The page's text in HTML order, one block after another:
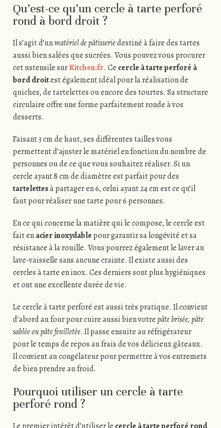
Qu’est-ce qu’un cercle à tarte perforé
rond à bord droit ?
Il s’agit d’unmatériel de pâtisseriedestiné à faire des tartes
aussi bien salées que sucrées. Vous pouvez vous procurer
cet ustensile surKitchen.fr. Ce cercle à tarte perforé à
bord droitest également idéal pour la réalisation de
quiches, de tartelettes ou encore des tourtes. Sa structure
circulaire offre une forme parfaitement ronde à vos
desserts.
Faisant 3 cm de haut, ses différentes tailles vous
permettent d’ajuster le matériel en fonction du nombre de
personnes ou de ce que vous souhaitez réaliser. Si un
cercle ayant 8 cm de diamètre est parfait pour des
tartelettesà partager en 6, celui ayant 24 cm est ce qu’il
faut pour réaliser une tarte pour 6 personnes.
En ce qui concerne la matière qui le compose, le cercle est
fait enacier inoxydable pour garantir sa longévité et sa
résistance à la rouille. Vous pourrez également le laver au
lave-vaisselle sans aucune crainte. Il existe aussi des
cercles à tarte en inox. Ces derniers sont plus hygiéniques
et ont une excellente durée de vie.
Le cercle à tarte perforé est aussi très pratique. Il convient
d’abord au four pour cuire aussi bien votrepâte brisée, pâte
sablée ou pâte feuilletée. Il passe ensuite au réfrigérateur
pour le temps de repos au frais de vos délicieux gâteaux.
Il convient au congélateur pour permettre à vos entremets
de bien prendre au froid.
Pourquoi utiliser un cercle à tarte
perforé rond ?